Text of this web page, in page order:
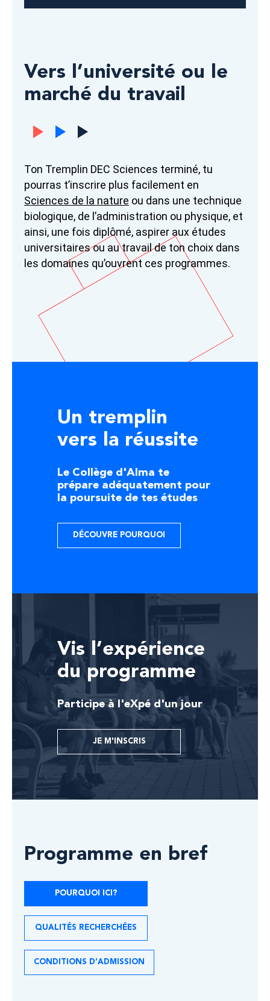
Vers l’université ou le
marché du travail
Ton Tremplin DEC Sciences terminé, tu
pourras t’inscrire plus facilement en
Sciences de la nature ou dans une technique
biologique, de l’administration ou physique, et
ainsi, une fois diplômé, aspirer aux études
universitaires ou au travail de ton choix dans
les domaines qu’ouvrent ces programmes.
Un tremplin
vers la réussite
Le Collège d'Alma te
prépare adéquatement pour
la poursuite de tes études
DÉCOUVRE POURQUOI
Vis l’expérience
du programme
Participe à l'eXpé d'un jour
JE M'INSCRIS
Programme en bref
POURQUOI ICI?
QUALITÉS RECHERCHÉES
CONDITIONS D’ADMISSION